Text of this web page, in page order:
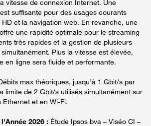
vitesse de connexion Internet. Une
suffisante pour des usages courants
et la navigation web. En revanche, une
une rapidité optimale pour le streaming
très rapides et la gestion de plusieurs
Plus la vitesse est élevée,
en ligne sera fluide et performante.
max théoriques, jusqu’à 1 Gbit/s par
limite de 2 Gbit/s utilisés simultanément sur
Ethernet et en Wi-Fi.
2026 : Étude Ipsos bva – Viséo CI –